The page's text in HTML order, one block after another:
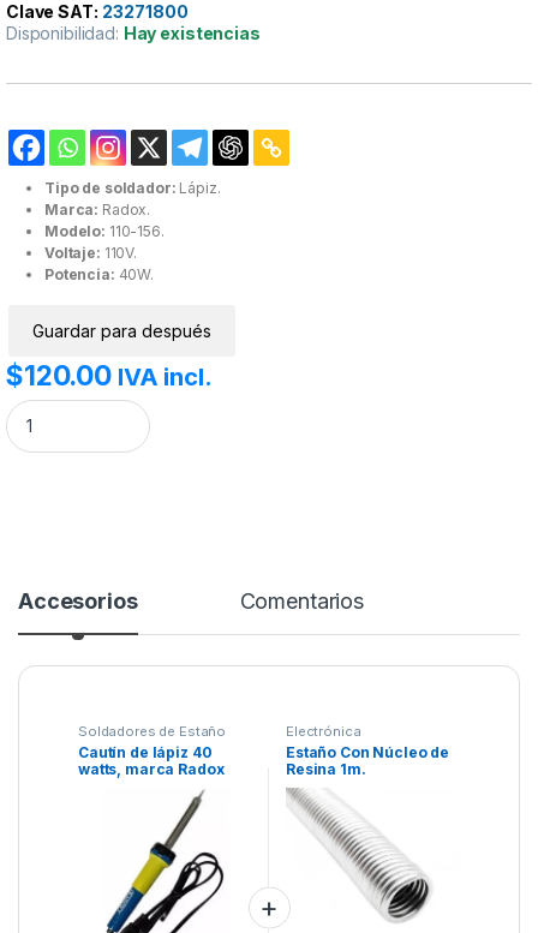
Clave SAT: 23271800
Disponibilidad: Hay existencias
Tipo de soldador: Lápiz.
Marca: Radox.
Modelo: 110-156.
Voltaje: 110V.
Potencia: 40W.
Guardar para después
$120.00 IVA incl.
Cautín de lápiz 40 watts, marca Radox cantidad
Accesorios Comentarios
Soldadores de Estaño
Cautín de lápiz 40
watts, marca Radox
Electrónica
Estaño Con Núcleo de
Resina 1m.